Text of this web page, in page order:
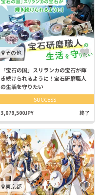
その他
「宝石の国」スリランカの宝石が輝
き続けられるように！宝石研磨職人
の生活を守りたい
SUCCESS
3,079,500JPY 終了
東京都